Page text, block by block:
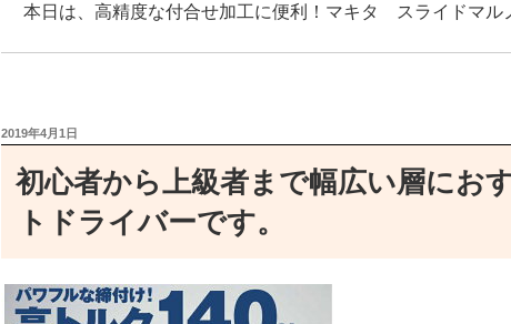
西村ジョイ公式オンラインショップ雑草対策公式専門店
本日は、高精度な付合せ加工に便利！マキタ スライドマル
投
稿
2019年4月1日
初心者から上級者まで幅広い層にお
トドライバーです。